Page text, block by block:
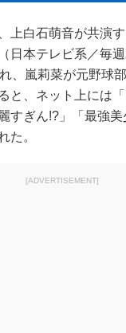
上白石萌音が共演
日本テレビ系／毎
、嵐莉菜が元野球
と、ネット上には
すぎん!?」「最強
た。
[ADVERTISEMENT]